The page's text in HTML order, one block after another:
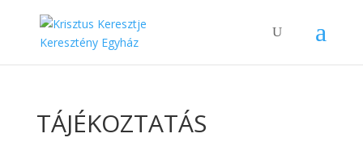
TÁJÉKOZTATÁS